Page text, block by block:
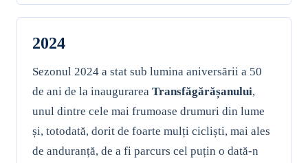
2024
Sezonul 2024 a stat sub lumina aniversării a 50
de ani de la inaugurarea Transfăgărășanului,
unul dintre cele mai frumoase drumuri din lume
și, totodată, dorit de foarte mulți cicliști, mai ales
de anduranță, de a fi parcurs cel puțin o dată-n